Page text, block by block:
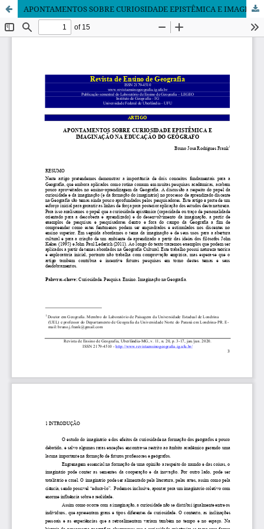
APONTAMENTOS SOBRE CURIOSIDADE EPISTÊMICA E IMAGINAÇÃO NA EDUCAÇÃO DO GEÓGRAFO